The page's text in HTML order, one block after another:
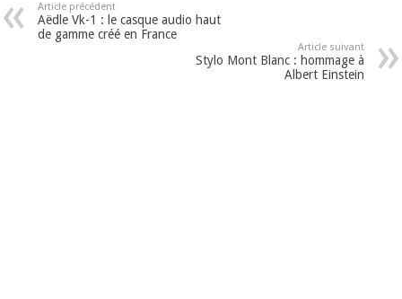
Article précédent
Aëdle Vk-1 : le casque audio haut
de gamme créé en France
Article suivant
Stylo Mont Blanc : hommage à
Albert Einstein